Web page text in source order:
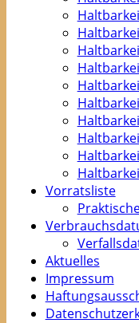
Vorratsliste
Aktuelles
Impressum